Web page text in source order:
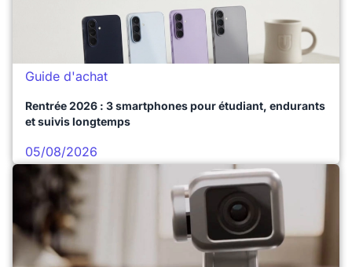
Guide d'achat
Rentrée 2026 : 3 smartphones pour étudiant, endurants
et suivis longtemps
05/08/2026